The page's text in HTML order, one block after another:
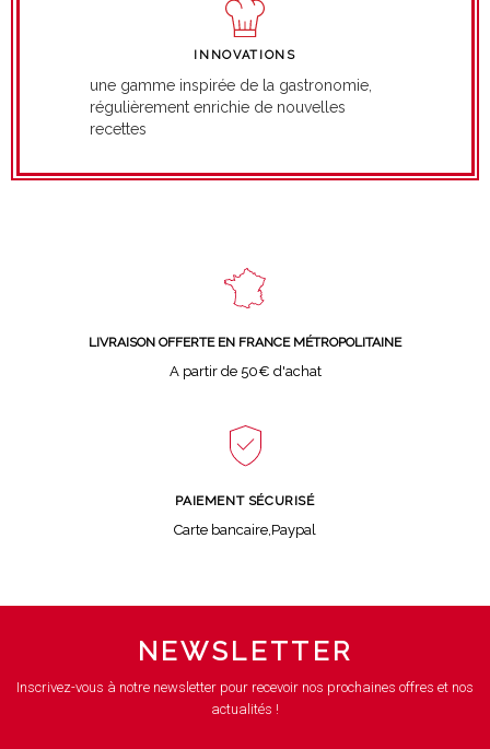
INNOVATIONS
une gamme inspirée de la gastronomie,
régulièrement enrichie de nouvelles
recettes
LIVRAISON OFFERTE EN FRANCE MÉTROPOLITAINE
A partir de 50€ d'achat
PAIEMENT SÉCURISÉ
Carte bancaire,Paypal
NEWSLETTER
Inscrivez-vous à notre newsletter pour recevoir nos prochaines offres et nos
actualités !